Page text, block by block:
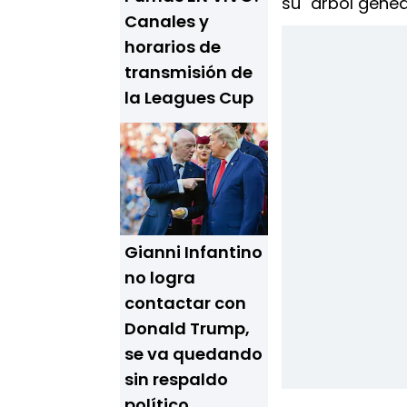
Canales y
horarios de
transmisión de
la Leagues Cup
Gianni Infantino
no logra
contactar con
Donald Trump,
se va quedando
sin respaldo